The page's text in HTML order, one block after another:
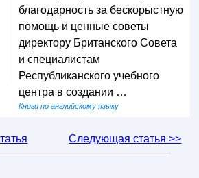
благодарность за бескорыстную
помощь и ценные советы
директору Британского Совета
и специалистам
Республиканского учебного
центра в создании …
Книги по английскому языку
Следующая статья >>